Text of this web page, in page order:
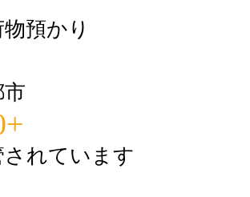
預かり
れています